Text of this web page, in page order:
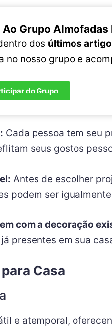
Grupo Almofadas
dos últimos
no nosso grupo e
do Grupo
Cada pessoa tem seu
seus gostos
Antes de escolher
podem ser
com a decoração
presentes em sua
Casa
e atemporal,